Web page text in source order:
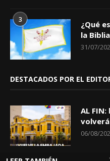
3
¿Qué
la
31/07/
DESTACADOS POR EL
AL
06/08/